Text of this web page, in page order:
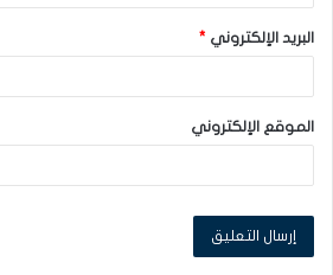
البريد الإلكتروني *
الموقع الإلكتروني